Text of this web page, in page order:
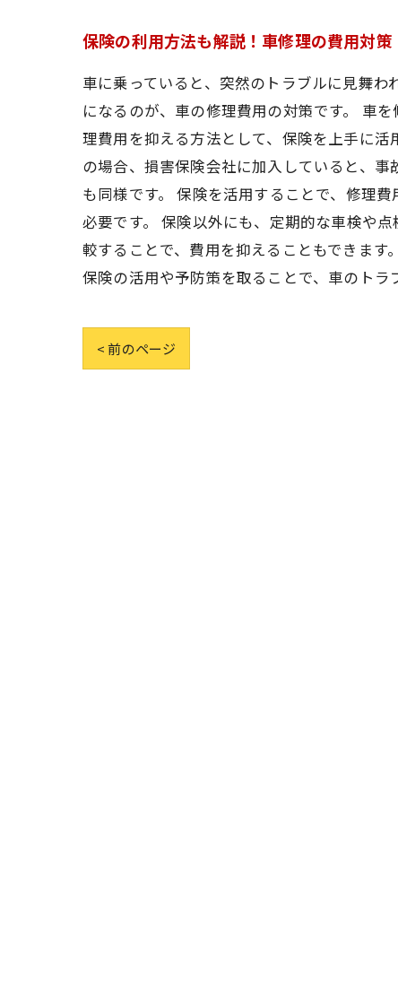
保険の利用方法も解説！車修理の費用対策
車に乗っていると、突然のトラブルに見舞
になるのが、車の修理費用の対策です。 車
理費用を抑える方法として、保険を上手に
の場合、損害保険会社に加入していると、
も同様です。 保険を活用することで、修理
必要です。 保険以外にも、定期的な車検や
較することで、費用を抑えることもできます
保険の活用や予防策を取ることで、車のトラ
< 前のページ